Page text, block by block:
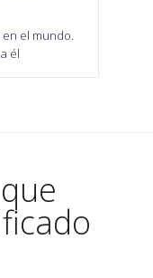
en el mundo.
él